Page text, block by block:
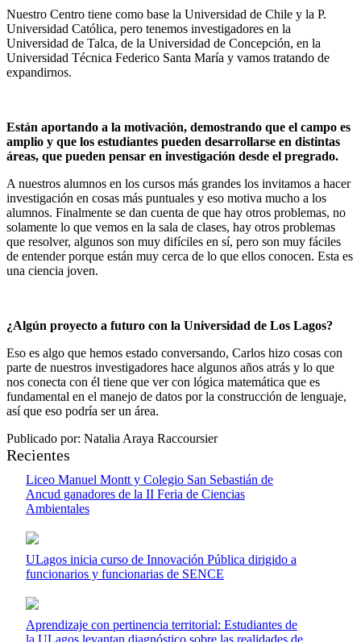
Nuestro Centro tiene como base la Universidad de Chile y la P.
Universidad Católica, pero tenemos investigadores en la
Universidad de Talca, de la Universidad de Concepción, en la
Universidad Técnica Federico Santa María y vamos tratando de
expandirnos.
Están aportando a la motivación, demostrando que el campo es
amplio y que los estudiantes pueden desarrollarse en distintas
áreas, que pueden pensar en investigación desde el pregrado.
A nuestros alumnos en los cursos más grandes los invitamos a hacer
investigación en cosas más puntuales y eso motiva mucho a los
alumnos. Finalmente se dan cuenta de que hay otros problemas, no
solamente lo que vemos en la sala de clases, hay otros problemas
que resolver, algunos son muy difíciles en sí, pero son muy fáciles
de entender porque están muy cerca de lo que ellos conocen. Esta es
una ciencia joven.
¿Algún proyecto a futuro con la Universidad de Los Lagos?
Eso es algo que hemos estado conversando, Carlos hizo cosas con
parte de nuestros investigadores hace algunos años atrás y lo que
nos conecta con él tiene que ver con lógica matemática que es
fundamental en el manejo de datos por la construcción de lenguaje,
así que eso podría ser un área.
Publicado por: Natalia Araya Raccoursier
Recientes
Liceo Manuel Montt y Colegio San Sebastián de
Ancud ganadores de la II Feria de Ciencias
Ambientales
ULagos inicia curso de Innovación Pública dirigido a
funcionarios y funcionarias de SENCE
Aprendizaje con pertinencia territorial: Estudiantes de
la ULagos levantan diagnóstico sobre las realidades de